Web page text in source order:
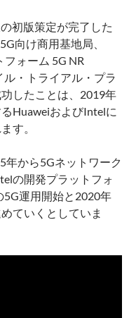
初版策定が完了した
向け商用基地局、
ォーム 5G NR
・トライアル・プラ
したことは、2019年
HuaweiおよびIntelに
す。
年から5Gネットワーク
の開発プラットフォ
運用開始と2020年
ていくとしていま